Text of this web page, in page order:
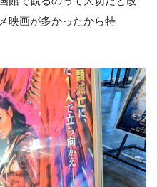
映画が多かったから特